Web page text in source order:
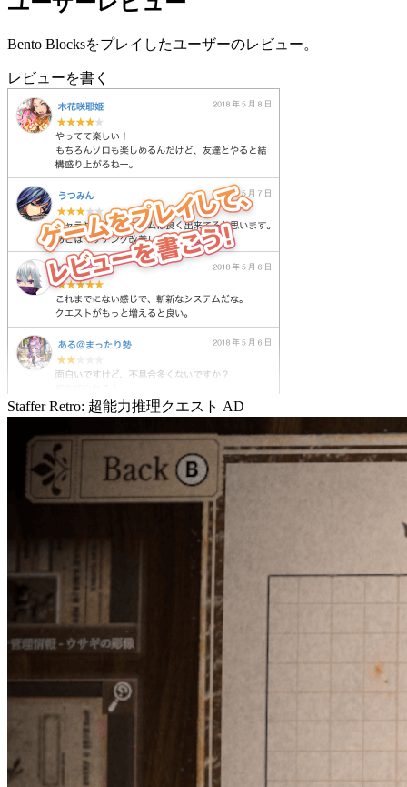
Bento Blocksをプレイしたユーザーのレビュー。
レビューを書く
Staffer Retro: 超能力推理クエスト AD